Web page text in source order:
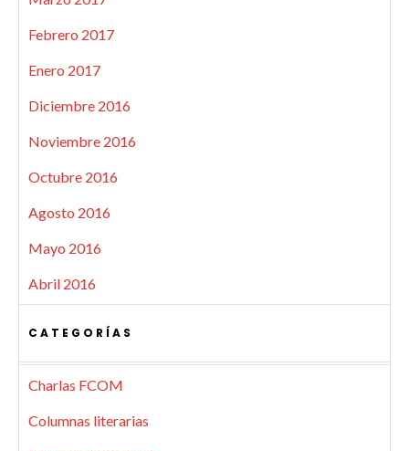
Febrero 2017
Enero 2017
Diciembre 2016
Noviembre 2016
Octubre 2016
Agosto 2016
Mayo 2016
Abril 2016
CATEGORÍAS
Charlas FCOM
Columnas literarias